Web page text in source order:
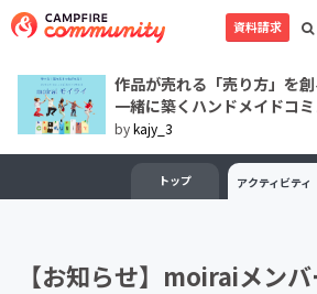
資料請求
作品が売れる「売り方」を
一緒に築くハンドメイドコミ
bykajy_3
トップ アクティビティ
【お知らせ】moiraiメン